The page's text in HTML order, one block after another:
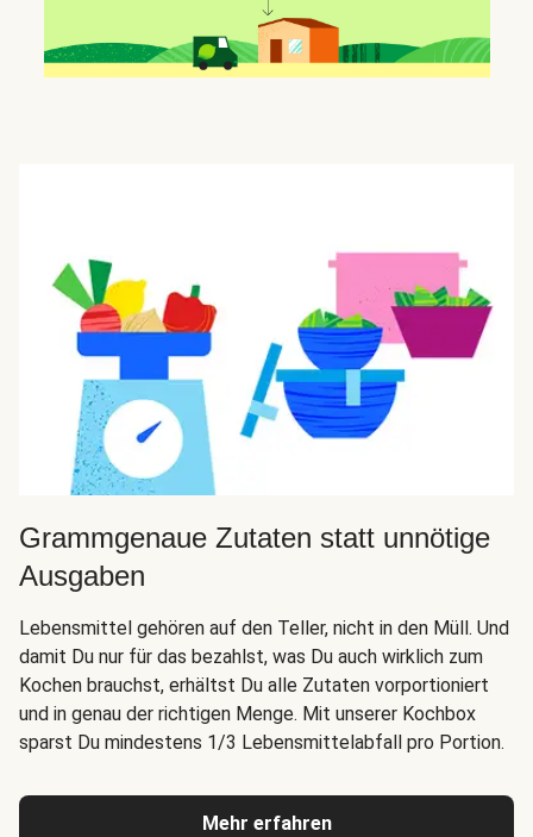
Grammgenaue Zutaten statt unnötige
Ausgaben
Lebensmittel gehören auf den Teller, nicht in den Müll. Und
damit Du nur für das bezahlst, was Du auch wirklich zum
Kochen brauchst, erhältst Du alle Zutaten vorportioniert
und in genau der richtigen Menge. Mit unserer Kochbox
sparst Du mindestens 1/3 Lebensmittelabfall pro Portion.
Mehr erfahren